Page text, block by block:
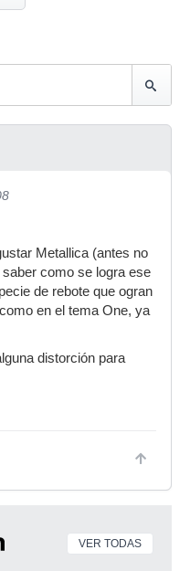
Metallica (antes no
como se logra ese
de rebote que ogran
en el tema One, ya
distorción para
VER TODAS